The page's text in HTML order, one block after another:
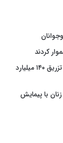
کردند
مهار موج تعدیل نیروی شرکت‌های فناور پس از جنگ با تزریق ۱۴۰ میلیارد
با پیمایش